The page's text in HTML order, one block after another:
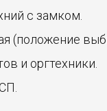
с замком.
(положение
и оргтехники.